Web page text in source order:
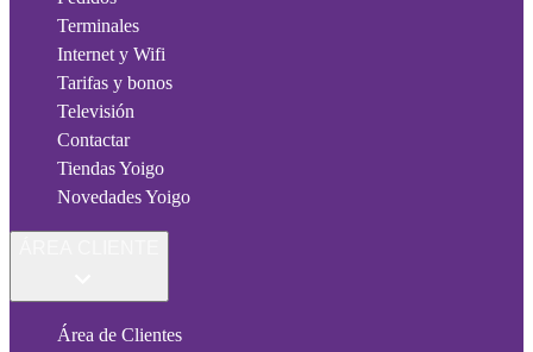
Terminales
Internet y Wifi
Tarifas y bonos
Televisión
Contactar
Tiendas Yoigo
Novedades Yoigo
Área de Clientes